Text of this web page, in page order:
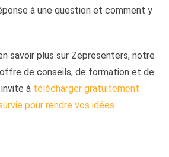
à une question et comment y
savoir plus sur Zepresenters, notre
de conseils, de formation et de
à télécharger gratuitement
pour rendre vos idées